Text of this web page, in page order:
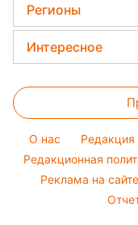
Алла Пугачева
Настя Каменских
Виталий
Потап
Комнатные
Все о сале
Курс валют
Цены на продукты
Женские стрижки
Окрашивание
Красивый
Советы от
Регионы
Новости Харькова
Новости
Новости Львова
Новости Сум
Новости Днепра
Новости
Новости
Интересное
Тесты по
Оптические
Народные
Все о шоу-
O нас Редакция
Редакционная
Реклама на сайте